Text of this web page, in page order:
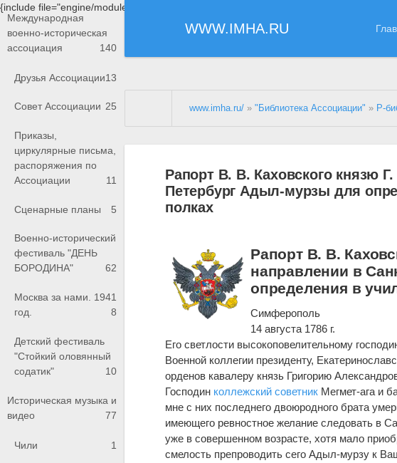
{include file="engine/modules/saperu/head.php"}
WWW.IMHA.RU
Международная
военно-историческая
ассоциация
140
Друзья Ассоциации13
Совет Ассоциации 25
Приказы,
циркулярные письма,
распоряжения по
Ассоциации
11
Сценарные планы 5
Военно-исторический
фестиваль "ДЕНЬ
БОРОДИНА"
62
Москва за нами. 1941
год.
8
Детский фестиваль
"Стойкий оловянный
содатик"
10
Историческая музыка и
видео
77
Чили 1
www.imha.ru/ »"Библиотека Ассоциации" » Р-
Рапорт В. В. Каховского князю
Петербург Адыл-мурзы для
полках
Рапорт В. В.
направлении в
определения в
Симферополь
14 августа 1786 г.
Его светлости высокоповелительному
Военной коллегии президенту,
орденов кавалеру князь Григорию
Господин коллежский советник Мегмет-ага и
мне с них последнего двоюродного брата
имеющего ревностное желание следовать в
уже в совершенном возрасте, хотя мало
смелость препроводить сего Адыл-мурзу к